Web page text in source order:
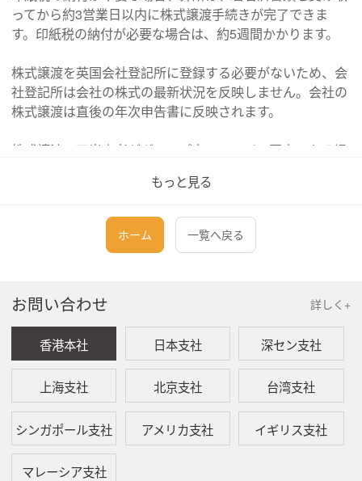
ってから約3営業日以内に株式譲渡手続きが完了できま
す。印紙税の納付が必要な場合は、約5週間かかります。
株式譲渡を英国会社登記所に登録する必要がないため、会
社登記所は会社の株式の最新状況を反映しません。会社の
株式譲渡は直後の年次申告書に反映されます。
株式譲渡の両当事者がグループ内のメンバー同士である場
税の免除を申請することができます。この見積りには、印
に応じて弊所は印紙税の免除を申請するサービスが提供で
きます。費用は別途相談となります。
が最終的に提供した見積りとなります。
株式譲渡サービスと費用
弊所が英国会社株式を譲渡するサービス
費用は初譲渡が
500ポンド（対価が1,000ポンド以下）、その後の譲渡が1
つごとに150ポンド
です。弊所のサービス費用には印紙税
の納付代行が含まれません。具体的なサービスは以下の通
りです。
もっと見る
ホーム 一覧へ戻る
詳しく+
お問い合わせ
香港本社 日本支社 深セン支社
上海支社 北京支社 台湾支社
シンガポール支社 アメリカ支社 イギリス支社
マレーシア支社